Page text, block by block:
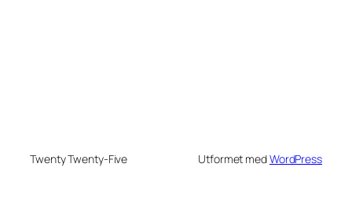
Twenty Twenty-Five Utformet medWordPress